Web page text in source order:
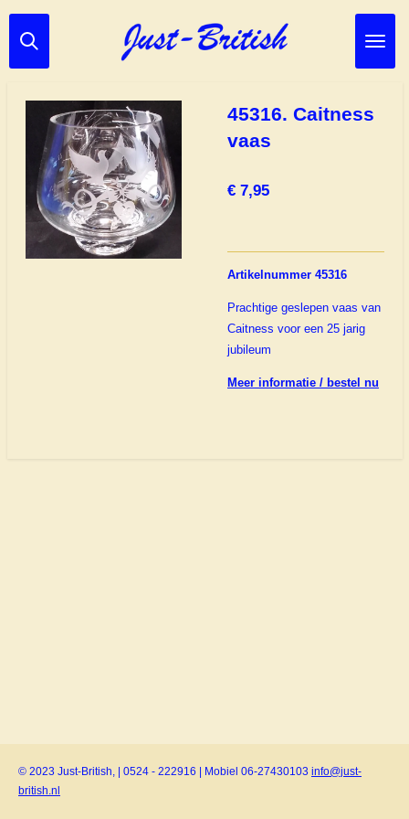
Ga
direct
hoofdinhoud
45316. Caitness
vaas
€ 7,95
Artikelnummer 45316
Prachtige geslepen vaas van
Caitness voor een 25 jarig
jubileum
Meer informatie / bestel nu
© 2023 Just-British, | 0524 - 222916 | Mobiel 06-27430103 info@just-
british.nl